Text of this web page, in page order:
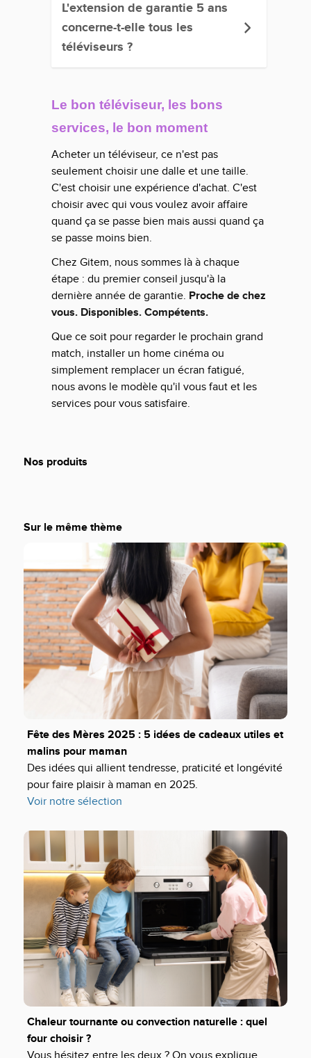
L'extension de garantie 5 ans
concerne-t-elle tous les
téléviseurs ?
Le bon téléviseur, les bons
services, le bon moment
Acheter un téléviseur, ce n'est pas
seulement choisir une dalle et une taille.
C'est choisir une expérience d'achat. C'est
choisir avec qui vous voulez avoir affaire
quand ça se passe bien mais aussi quand ça
se passe moins bien.
Chez Gitem, nous sommes là à chaque
étape : du premier conseil jusqu'à la
dernière année de garantie. Proche de chez
vous. Disponibles. Compétents.
Que ce soit pour regarder le prochain grand
match, installer un home cinéma ou
simplement remplacer un écran fatigué,
nous avons le modèle qu'il vous faut et les
services pour vous satisfaire.
Nos produits
Sur le même thème
Fête des Mères 2025 : 5 idées de cadeaux utiles et
malins pour maman
Des idées qui allient tendresse, praticité et longévité
pour faire plaisir à maman en 2025.
Voir notre sélection
Chaleur tournante ou convection naturelle : quel
four choisir ?